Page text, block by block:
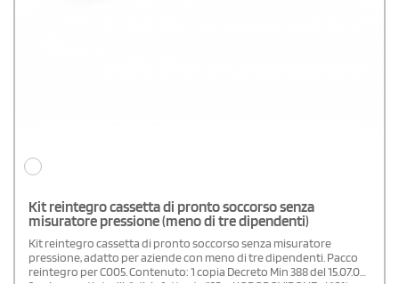
Kit reintegro cassetta di pronto soccorso senza
misuratore pressione (meno di tre dipendenti)
Kit reintegro cassetta di pronto soccorso senza misuratore
pressione, adatto per aziende con meno di tre dipendenti. Pacco
reintegro per C005. Contenuto: 1 copia Decreto Min 388 del 15.07.03;